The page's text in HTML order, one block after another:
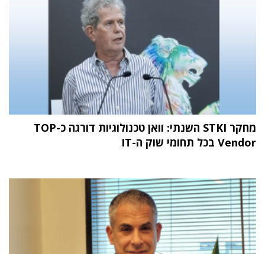
מחקר STKI השנתי: וואן טכנולוגיות דורגה כ-TOP
Vendor בכל תחומי שוק ה-IT